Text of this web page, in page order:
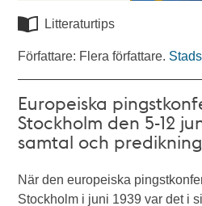
Litteraturtips
Författare: Flera författare.
Europeiska
Stockholm den 5-12
samtal och
När den europeiska
Stockholm i juni 1939 var det i